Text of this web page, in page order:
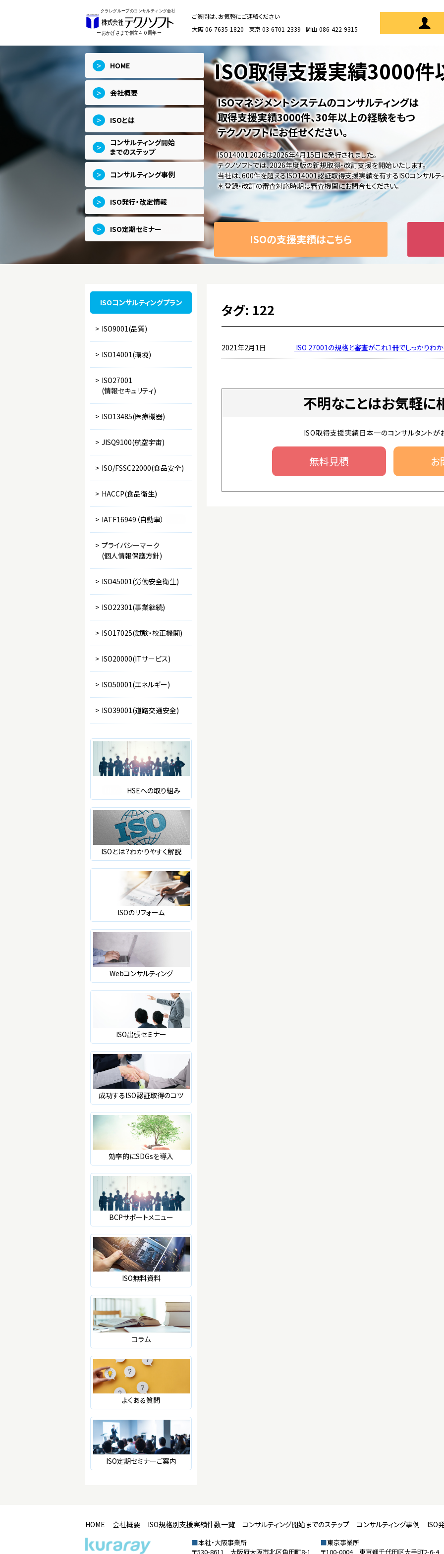
ご質問は、お気軽にご連絡ください
大阪 06-7635-1820
東京 03-6701-2339 岡山 086-422-9315
> HOME
> 会社概要
> ISOとは
>
コンサルティング開始
までのステップ
> コンサルティング事例
> ISO発行・改定情報
> ISO定期セミナー
ISO取得支援実績3000件
ISOマネジメントシステムのコンサルティングは
取得支援実績3000件、30年以上の経験をもつ
テクノソフトにお任せください。
ISO14001:2026は2026年4月15日に発行されました。
テクノソフトでは、2026年度版の新規取得・改訂支援を開始いたします。
当社は、600件を超えるISO14001認証取得支援実績を有するISOコンサルテ
＊ 登録・改訂の審査対応時期は審査機関にお問合せください。
ISOの支援実績はこちら
ISOコンサルティングプラン
> ISO9001(品質)
> ISO14001(環境)
> ISO27001
(情報セキュリティ)
> ISO13485(医療機器)
> JISQ9100(航空宇宙)
> ISO/FSSC22000(食品安全)
> HACCP(食品衛生)
> IATF16949（自動車）
> プライバシーマーク
(個人情報保護方針)
> ISO45001(労働安全衛生)
> ISO22301(事業継続)
> ISO17025(試験・校正機関)
> ISO20000(ITサービス)
> ISO50001(エネルギー)
> ISO39001(道路交通安全)
HSEへの取り組み
ISOとは？わかりやすく解説
ISOのリフォーム
Webコンサルティング
ISO出張セミナー
成功するISO認証取得のコツ
効率的にSDGsを導入
BCPサポートメニュー
ISO無料資料
コラム
よくある質問
ISO定期セミナーご案内
タグ: 122
2021年2月1日 ISO 27001の規格と審査がこれ1冊でしっかりわ
不明なことはお気軽に
ISO取得支援実績日本一のコンサルタントが
無料見積 お
HOME 会社概要 ISO規格別支援実績件数一覧 コンサルティング開始までのステップ コンサルティング事例 ISO
■本社・大阪事業所
〒530-8611 大阪府大阪市北区角田町8-1
■東京事業所
〒100-0004 東京都千代田区大手町2-6-4